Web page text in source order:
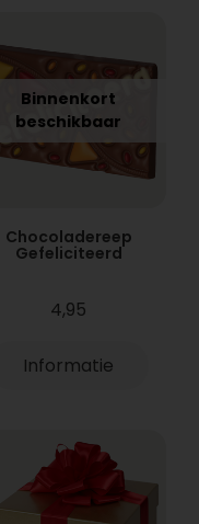
Binnenkort
beschikbaar
Chocoladereep
Gefeliciteerd
4,95
Informatie